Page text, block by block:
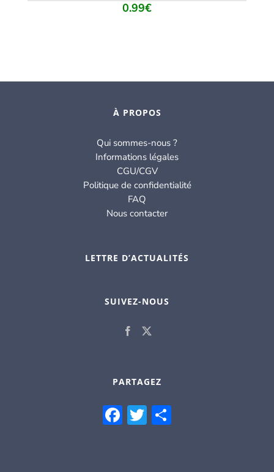
0.99€
À PROPOS
Qui sommes-nous ?
Informations légales
CGU/CGV
Politique de confidentialité
FAQ
Nous contacter
LETTRE D’ACTUALITÉS
SUIVEZ-NOUS
PARTAGEZ
Facebook
Twitter